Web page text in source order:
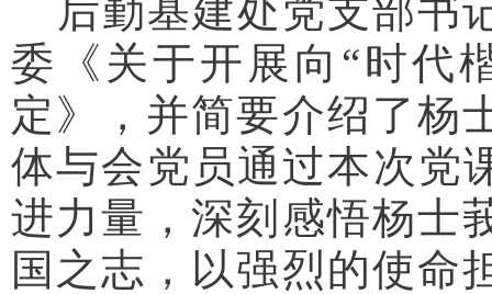
后勤基建处党支部书
委《关于开展向“时代
定》，并简要介绍了杨
体与会党员通过本次党
进力量，深刻感悟杨士
国之志，以强烈的使命